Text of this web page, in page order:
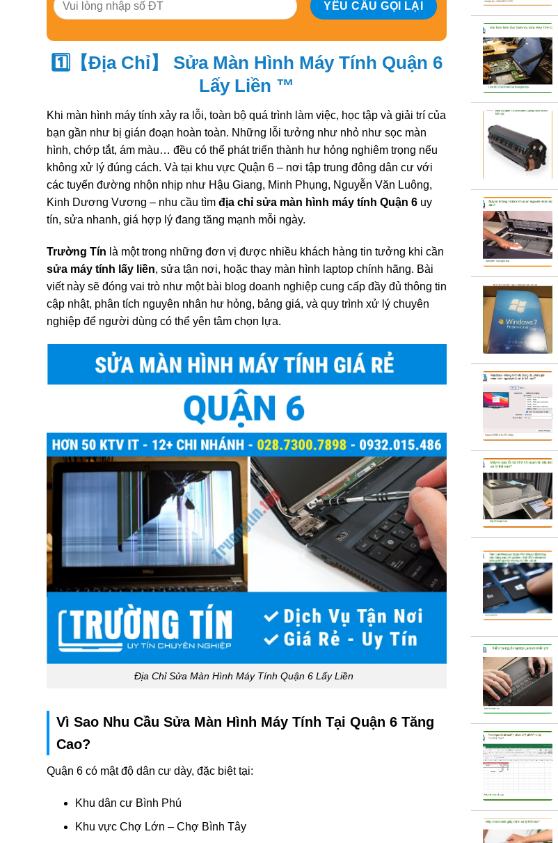
1️⃣【Địa Chỉ】 Sửa Màn Hình Máy Tính Quận 6
Lấy Liền ™
Khi màn hình máy tính xảy ra lỗi, toàn bộ quá trình làm việc, học tập và giải trí của
bạn gần như bị gián đoạn hoàn toàn. Những lỗi tưởng như nhỏ như sọc màn
hình, chớp tắt, ám màu… đều có thể phát triển thành hư hỏng nghiêm trọng nếu
không xử lý đúng cách. Và tại khu vực Quận 6 – nơi tập trung đông dân cư với
các tuyến đường nhộn nhịp như Hậu Giang, Minh Phụng, Nguyễn Văn Luông,
Kinh Dương Vương – nhu cầu tìm địa chỉ sửa màn hình máy tính Quận 6 uy
tín, sửa nhanh, giá hợp lý đang tăng mạnh mỗi ngày.
Trường Tín là một trong những đơn vị được nhiều khách hàng tin tưởng khi cần
sửa máy tính lấy liền, sửa tận nơi, hoặc thay màn hình laptop chính hãng. Bài
viết này sẽ đóng vai trò như một bài blog doanh nghiệp cung cấp đầy đủ thông tin
cập nhật, phân tích nguyên nhân hư hỏng, bảng giá, và quy trình xử lý chuyên
nghiệp để người dùng có thể yên tâm chọn lựa.
Địa Chỉ Sửa Màn Hình Máy Tính Quận 6 Lấy Liền
Vì Sao Nhu Cầu Sửa Màn Hình Máy Tính Tại Quận 6 Tăng
Cao?
Quận 6 có mật độ dân cư dày, đặc biệt tại:
Khu dân cư Bình Phú
Khu vực Chợ Lớn – Chợ Bình Tây